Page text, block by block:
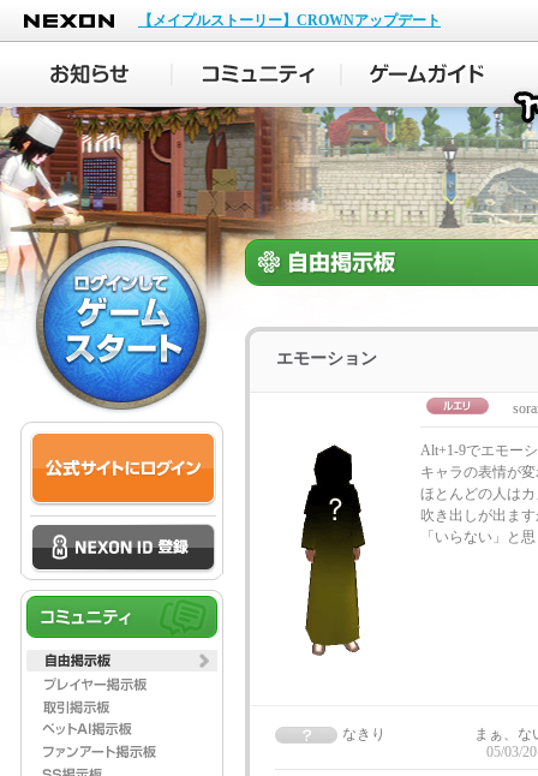
NEXON
【メイプルストーリー】CROWNアップデート
エモーション
Alt+1-9でエモー
キャラの表情が
ほとんどの人は
吹き出しが出ま
「いらない」と
なきり
まぁ、な
05/03/